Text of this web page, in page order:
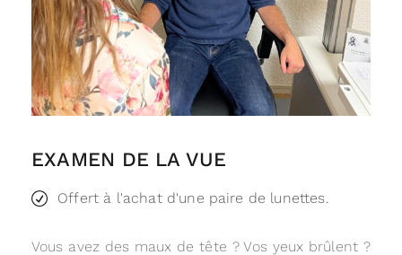
EXAMEN DE LA VUE
Offert à l'achat d'une paire de lunettes.
Vous avez des maux de tête ? Vos yeux brûlent ?